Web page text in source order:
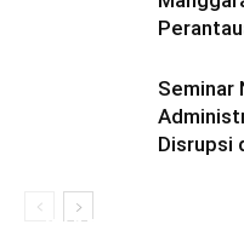
Seminar
Disrupsi
Ini Kronologinya!